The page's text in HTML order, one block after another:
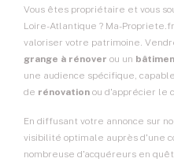
Vous êtes propriétaire et vous
Loire-Atlantique ? Ma-
valoriser votre patrimoine.
grange à rénover ou un
une audience spécifique,
de rénovation ou d'apprécier le
En diffusant votre annonce sur
visibilité optimale auprès d'une
nombreuse d'acquéreurs en